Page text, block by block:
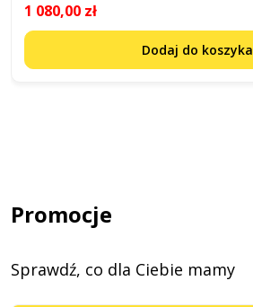
1 080,00 zł
Dodaj do koszyka
Promocje
Sprawdź, co dla Ciebie mamy